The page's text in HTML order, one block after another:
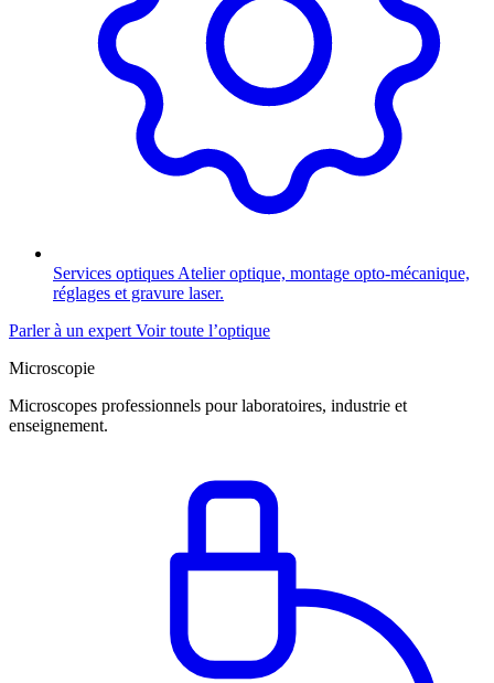
Services optiques Atelier optique, montage opto-mécanique,
réglages et gravure laser.
Parler à un expert Voir toute l’optique
Microscopie
Microscopes professionnels pour laboratoires, industrie et
enseignement.